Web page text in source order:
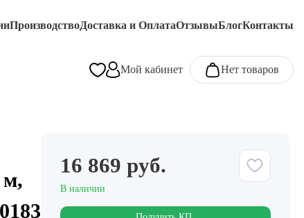
ПроизводствоДоставка и ОплатаОтзывыБлогКонтакты
Мой кабинет Нет товаров
м,
16 869 руб.
В наличии